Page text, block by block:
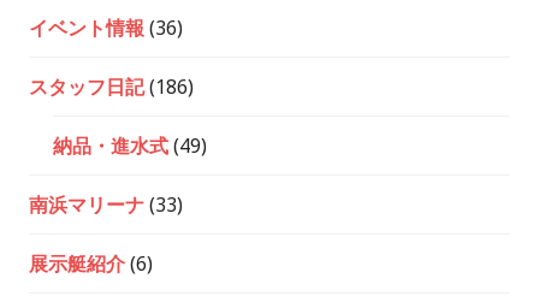
イベント情報 (36)
スタッフ日記(186)
納品・進水式(49)
南浜マリーナ(33)
展示艇紹介(6)